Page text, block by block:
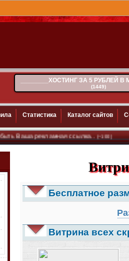
________ХОСТИНГ ЗА 5 РУБЛЕЙ В
(1449)
Статистика Каталог сайтов
ссылка..(~100)
Бесплатное
Витрина всех